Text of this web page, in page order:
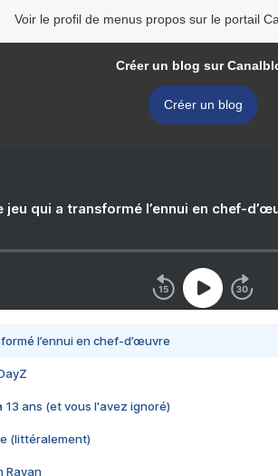
Voir le profil de menus propos sur le portail
Créer un blog sur
Créer un blog
jeu qui a transformé l’ennui en chef-
l’ennui en chef-d’œuvre
13 ans (et vous l'avez ignoré)
(littéralement)
Rayan